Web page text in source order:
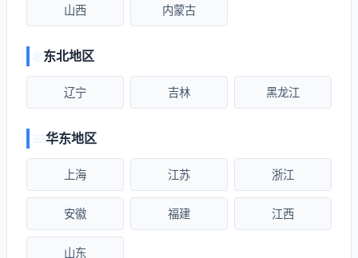
山西 内蒙古
东北地区
辽宁 吉林 黑龙江
华东地区
上海 江苏 浙江
安徽 福建 江西
山东